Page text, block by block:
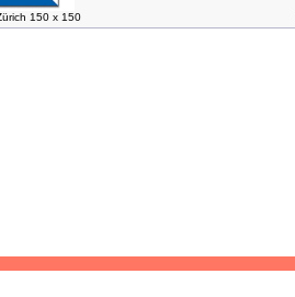
150 x 150